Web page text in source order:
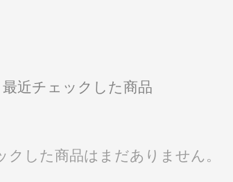
最近チェックした商品
クした商品はまだありません。